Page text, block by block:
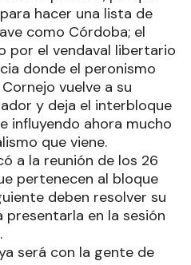
hacer una lista de
como Córdoba; el
por el vendaval libertario
donde el peronismo
vuelve a su
y deja el interbloque
influyendo ahora mucho
que viene.
a la reunión de los 26
pertenecen al bloque
deben resolver su
presentarla en la sesión
será con la gente de